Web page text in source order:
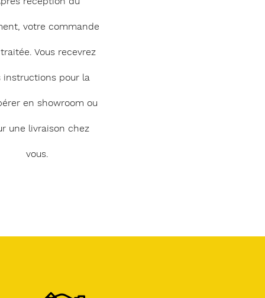
votre commande
Vous recevrez
instructions pour la
en showroom ou
une livraison chez
vous.